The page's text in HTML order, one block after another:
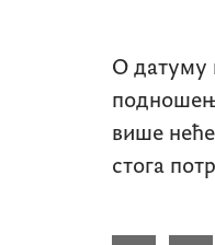
О датуму
више
стога